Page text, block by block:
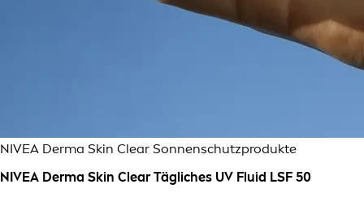
NIVEA Derma Skin Clear Sonnenschutzprodukte
NIVEA Derma Skin Clear Tägliches UV Fluid LSF 50